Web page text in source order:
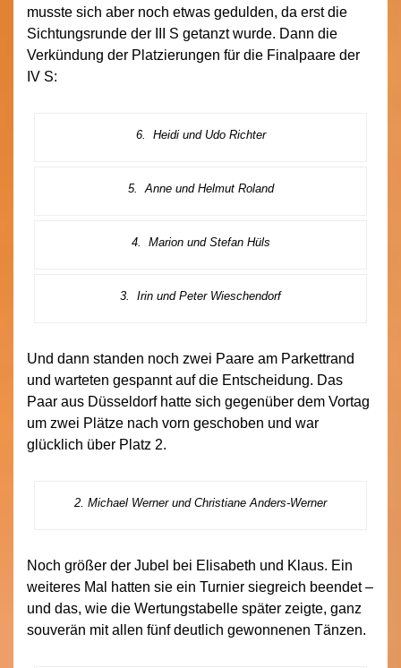
musste sich aber noch etwas gedulden, da erst die
Sichtungsrunde der III S getanzt wurde. Dann die
Verkündung der Platzierungen für die Finalpaare der
IV S:
6. Heidi und Udo Richter
5. Anne und Helmut Roland
4. Marion und Stefan Hüls
3. Irin und Peter Wieschendorf
Und dann standen noch zwei Paare am Parkettrand
und warteten gespannt auf die Entscheidung. Das
Paar aus Düsseldorf hatte sich gegenüber dem Vortag
um zwei Plätze nach vorn geschoben und war
glücklich über Platz 2.
2. Michael Werner und Christiane Anders-Werner
Noch größer der Jubel bei Elisabeth und Klaus. Ein
weiteres Mal hatten sie ein Turnier siegreich beendet –
und das, wie die Wertungstabelle später zeigte, ganz
souverän mit allen fünf deutlich gewonnenen Tänzen.